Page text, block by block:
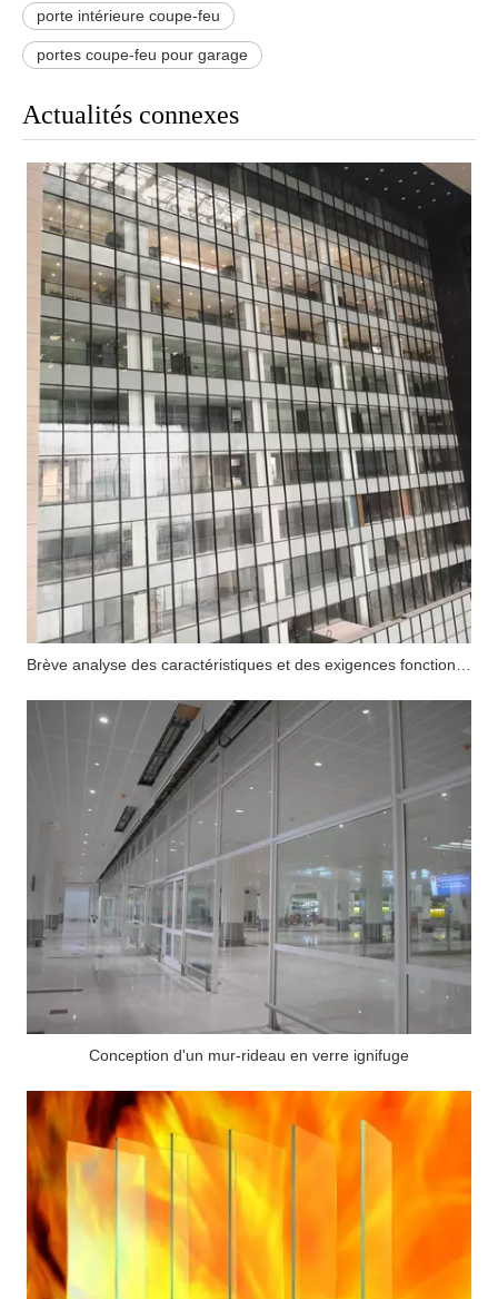
porte intérieure coupe-feu
portes coupe-feu pour garage
Actualités connexes
Conception d'un mur-rideau en verre ignifuge